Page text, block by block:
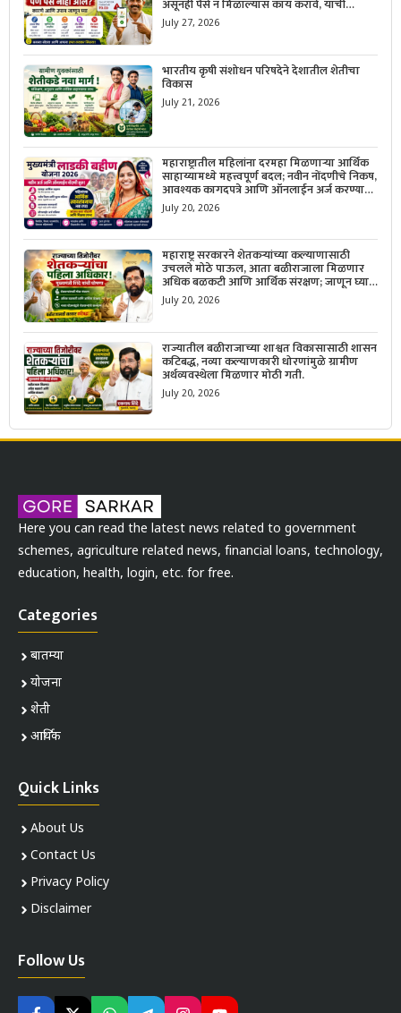
असूनही पैसे न मिळाल्यास काय करावे, याची
सविस्तर माहिती जाणून घ्या.
July 27, 2026
भारतीय कृषी संशोधन परिषदेने देशातील शेतीचा
विकास
July 21, 2026
महाराष्ट्रातील महिलांना दरमहा मिळणाऱ्या आर्थिक
साहाय्यामध्ये महत्त्वपूर्ण बदल; नवीन नोंदणीचे निकष,
आवश्यक कागदपत्रे आणि ऑनलाईन अर्ज करण्याची
सोपी प्रक्रिया जाणून घ्या.
July 20, 2026
महाराष्ट्र सरकारने शेतकऱ्यांच्या कल्याणासाठी
उचलले मोठे पाऊल, आता बळीराजाला मिळणार
अधिक बळकटी आणि आर्थिक संरक्षण; जाणून घ्या
सरकारचा नवा संकल्प.
July 20, 2026
राज्यातील बळीराजाच्या शाश्वत विकासासाठी शासन
कटिबद्ध, नव्या कल्याणकारी धोरणांमुळे ग्रामीण
अर्थव्यवस्थेला मिळणार मोठी गती.
July 20, 2026
Here you can read the latest news related to government
schemes, agriculture related news, financial loans, technology,
education, health, login, etc. for free.
Categories
बातम्या
योजना
शेती
आर्थिक
Quick Links
About Us
Contact Us
Privacy Policy
Disclaimer
Follow Us